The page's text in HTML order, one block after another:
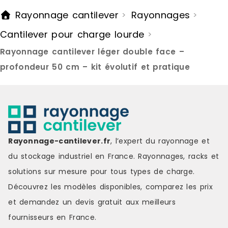
charges et d'offrir un accès rapide
optimisant l'organisation de
l'espace.Conception stable pour
installation fixeMonté sur pieds, ce
modèle garantit une excellente
environnement industriel.Capacité
de charge adaptéeChaque niveau
peut supporter jusqu'à 65 kgs pour
une charge admissible totale de
350 kgs, assurant un stockage
fiable et sécurisé.Prêt à
l'emploiLivré entièrement
assemblé, le Cantilever 3 niveaux
est immédiatement opérationnel
et constitue une solution simple et
efficace pour organiser le
stockage de charges longues.
pivotantes
Cantilever
constitue
allier
Référence
Rayonnage cantilever > Rayonnages >
Cantilever pour charge lourde >
Rayonnage cantilever léger double face –
profondeur 50 cm – kit évolutif et pratique
Rayonnage-cantilever.fr, l’expert du rayonnage et
du stockage industriel en France. Rayonnages, racks et
solutions sur mesure pour tous types de charge.
Découvrez les modèles disponibles, comparez les prix
et demandez un devis gratuit aux meilleurs
fournisseurs en France.